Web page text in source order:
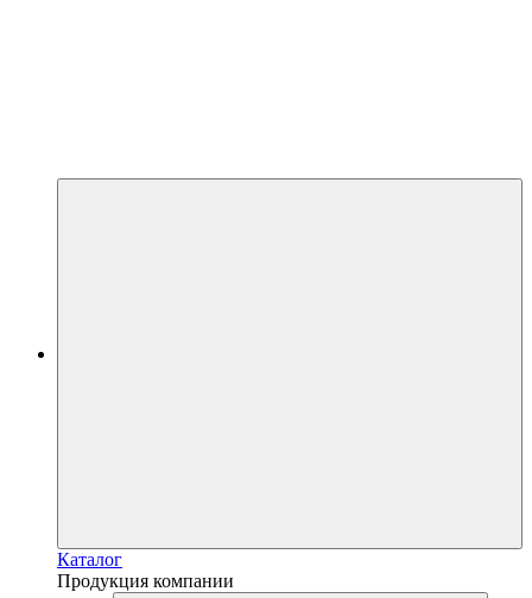
Каталог
Продукция компании